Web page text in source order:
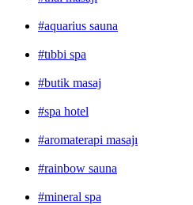
#aquarius sauna
#tıbbi spa
#butik masaj
#spa hotel
#aromaterapi masajı
#rainbow sauna
#mineral spa